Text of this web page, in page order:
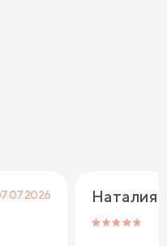
Наталия